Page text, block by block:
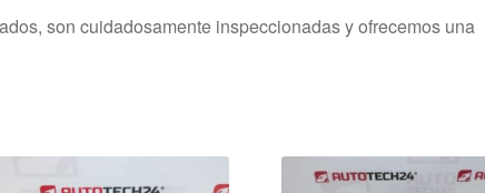
son cuidadosamente inspeccionadas y ofrecemos una